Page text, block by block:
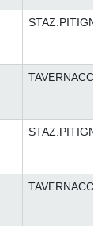
TAVERNACCE
TAVERNACCE